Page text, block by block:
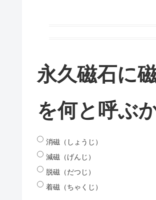
永久磁石に
を何と呼ぶ
消磁（しょうじ）
減磁（げんじ）
脱磁（だつじ）
着磁（ちゃくじ）